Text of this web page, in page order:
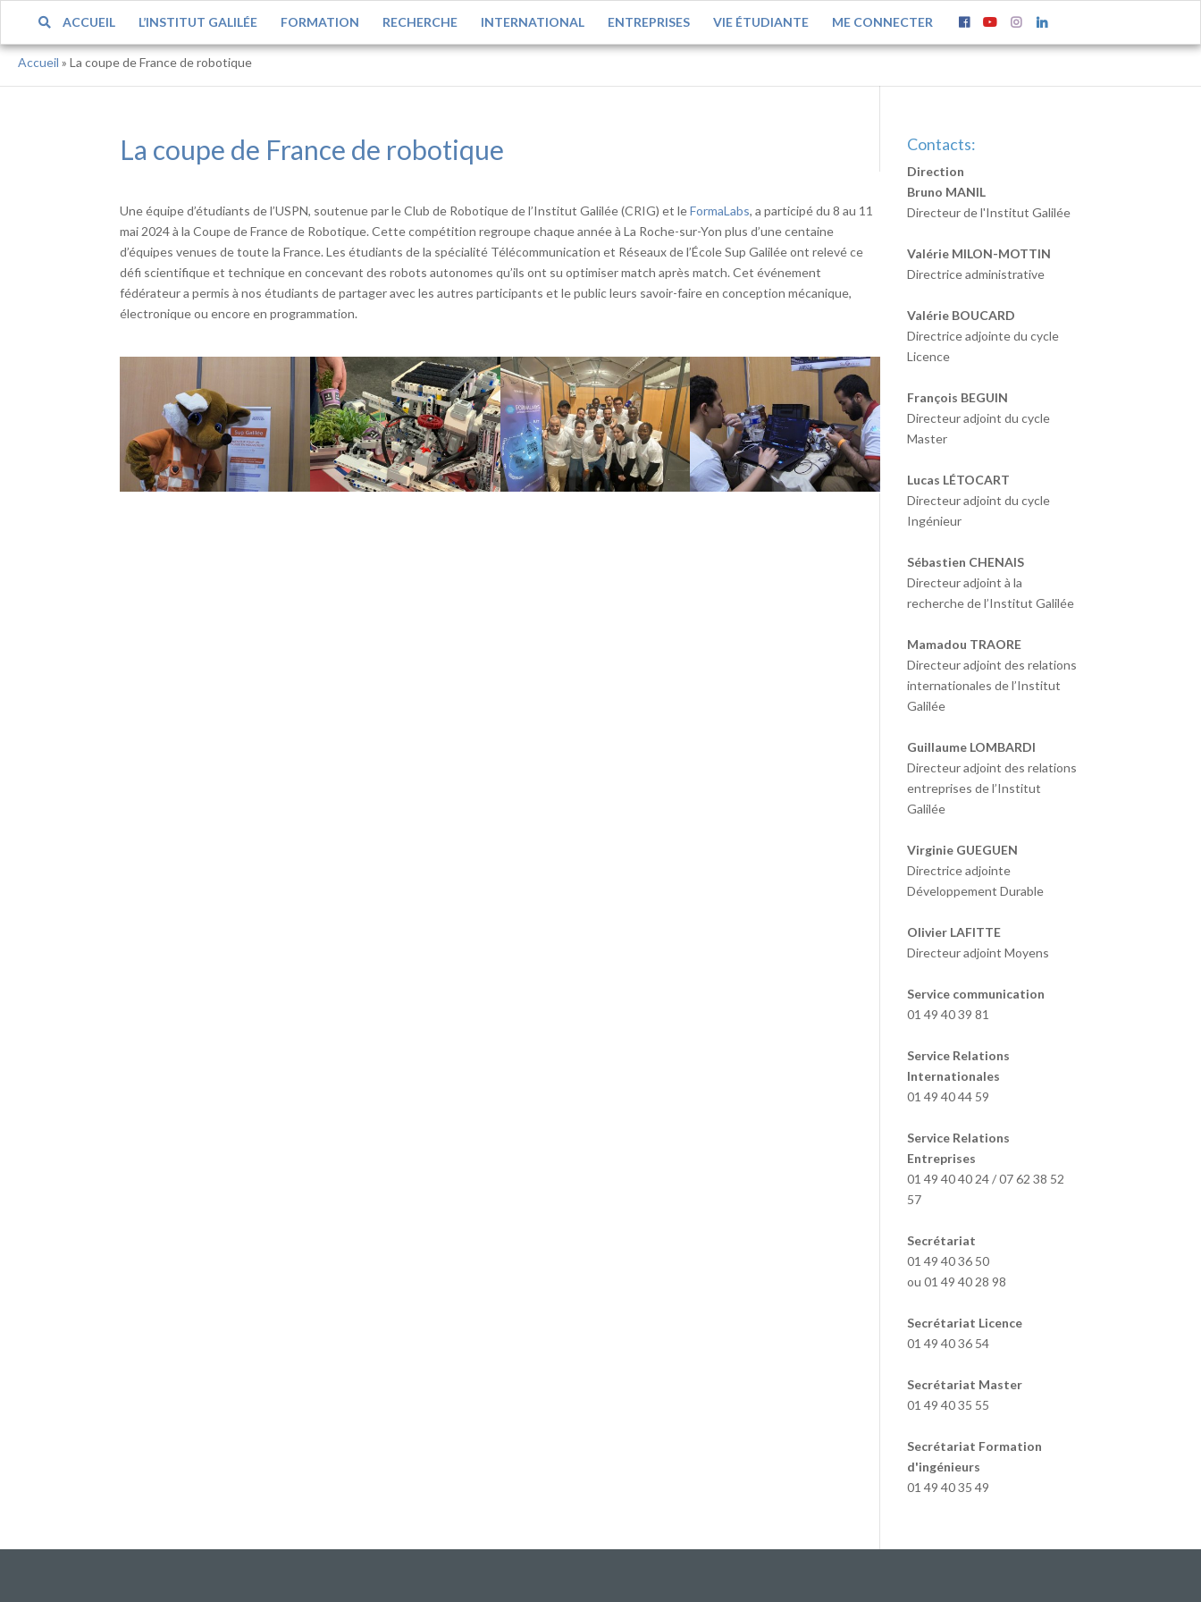
ACCUEIL L’INSTITUT GALILÉE FORMATION RECHERCHE INTERNATIONAL ENTREPRISES VIE ÉTUDIANTE ME CONNECTER
Accueil » La coupe de France de robotique
La coupe de France de robotique
Une équipe d’étudiants de l’USPN, soutenue par le Club de Robotique de l’Institut Galilée (CRIG) et leFormaLabs, a participé du 8 au 11
mai 2024 à la Coupe de France de Robotique. Cette compétition regroupe chaque année à La Roche-sur-Yon plus d’une centaine
d’équipes venues de toute la France. Les étudiants de la spécialité Télécommunication et Réseaux de l’École Sup Galilée ont relevé ce
défi scientifique et technique en concevant des robots autonomes qu’ils ont su optimiser match après match. Cet événement
fédérateur a permis à nos étudiants de partager avec les autres participants et le public leurs savoir-faire en conception mécanique,
électronique ou encore en programmation.
Contacts:
Direction
Bruno MANIL
Directeur de l'Institut Galilée
Valérie MILON-MOTTIN
Directrice administrative
Valérie BOUCARD
Directrice adjointe du cycle
Licence
François BEGUIN
Directeur adjoint du cycle
Master
Lucas LÉTOCART
Directeur adjoint du cycle
Ingénieur
Sébastien CHENAIS
Directeur adjoint à la
recherche de l’Institut Galilée
Mamadou TRAORE
Directeur adjoint des relations
internationales de l’Institut
Galilée
Guillaume LOMBARDI
Directeur adjoint des relations
entreprises de l’Institut
Galilée
Virginie GUEGUEN
Directrice adjointe
Développement Durable
Olivier LAFITTE
Directeur adjoint Moyens
Service communication
01 49 40 39 81
Service Relations
Internationales
01 49 40 44 59
Service Relations
Entreprises
01 49 40 40 24 / 07 62 38 52
57
Secrétariat
01 49 40 36 50
ou 01 49 40 28 98
Secrétariat Licence
01 49 40 36 54
Secrétariat Master
01 49 40 35 55
Secrétariat Formation
d'ingénieurs
01 49 40 35 49